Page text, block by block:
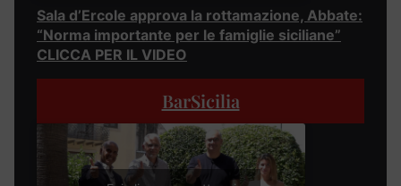
Sala d’Ercole approva la rottamazione, Abbate:
“Norma importante per le famiglie siciliane”
CLICCA PER IL VIDEO
BarSicilia